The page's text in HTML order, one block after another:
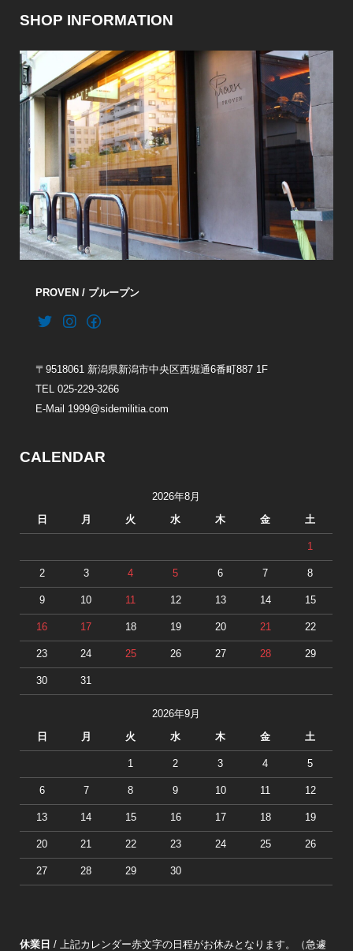
SHOP INFORMATION
PROVEN / プループン
〒9518061 新潟県新潟市中央区西堀通6番町887 1F
TEL 025-229-3266
E-Mail 1999@sidemilitia.com
CALENDAR
2026年8月
日 月 火 水 木 金 土
1
2 3 4 5 6 7 8
9 10 11 12 13 14 15
16 17 18 19 20 21 22
23 24 25 26 27 28 29
30 31
2026年9月
日 月 火 水 木 金 土
1 2 3 4 5
6 7 8 9 10 11 12
13 14 15 16 17 18 19
20 21 22 23 24 25 26
27 28 29 30
休業日 / 上記カレンダー赤文字の日程がお休みとなります。（急遽